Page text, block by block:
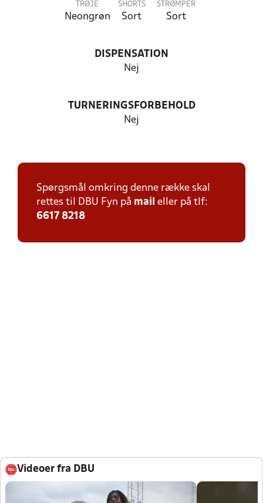
TRØJE
Neongrøn
SHORTS
Sort
STRØMPER
Sort
DISPENSATION
Nej
TURNERINGSFORBEHOLD
Nej
Spørgsmål omkring denne række skal
rettes til DBU Fyn på mail eller på tlf:
6617 8218
Videoer fra DBU